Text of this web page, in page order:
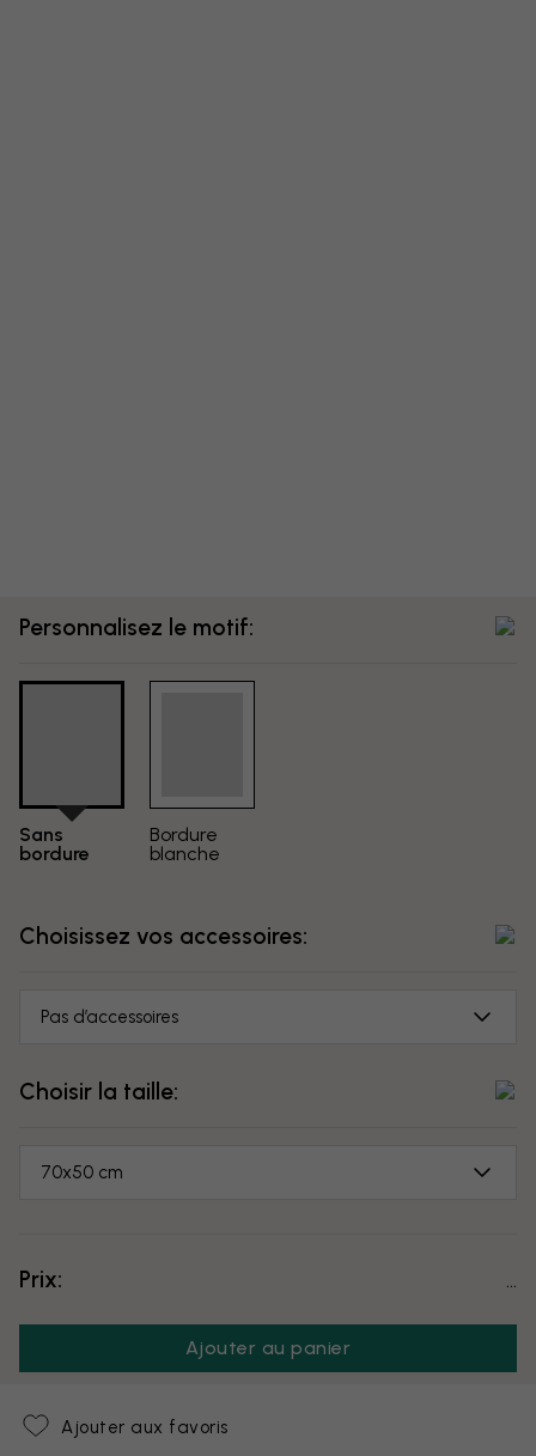
Personnalisez le motif:
Sans
bordure
Bordure
blanche
Choisissez vos accessoires:
Pas d’accessoires
Choisir la taille:
70x50 cm
Prix:
Ajouter au panier
Ajouter aux favoris